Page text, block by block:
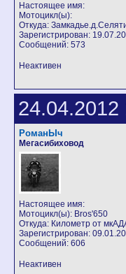
Настоящее имя:
Мотоцикл(ы):
Откуда:
Зарегистрирован:
Сообщений: 573
Неактивен
24.04.2012
РоманЫч
Мегасибиховод
Настоящее имя:
Мотоцикл(ы): Bros'650
Откуда: Километр от
Зарегистрирован:
Сообщений: 606
Неактивен